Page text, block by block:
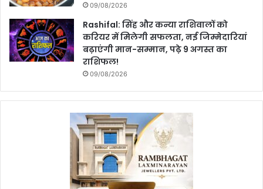
09/08/2026
Rashifal: सिंह और कन्या राशिवालों को
करियर में मिलेगी सफलता, नई जिम्मेदारियां
बढ़ाएंगी मान-सम्मान, पढ़े 9 अगस्त का
राशिफल!
09/08/2026